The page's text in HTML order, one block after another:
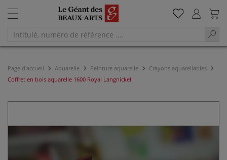
Page d'accueil Aquarelle Peinture aquarelle
Crayons aquarellables
Coffret en bois aquarelle 1600 Royal Langnickel